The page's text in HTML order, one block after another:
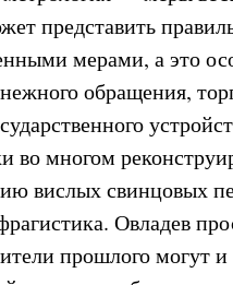
представить
мерами, а это
обращения,
во многом
вислых свинцовых
Овладев
прошлого могут